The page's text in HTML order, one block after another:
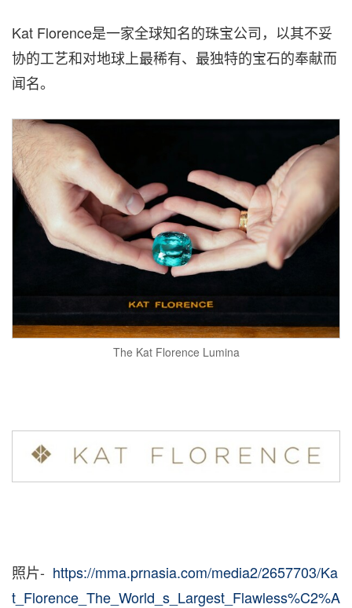
Kat Florence是一家全球知名的珠宝公司，以其不妥
协的工艺和对地球上最稀有、最独特的宝石的奉献而
闻名。
The Kat Florence Lumina
照片- https://mma.prnasia.com/media2/2657703/Ka
t_Florence_The_World_s_Largest_Flawless%C2%A